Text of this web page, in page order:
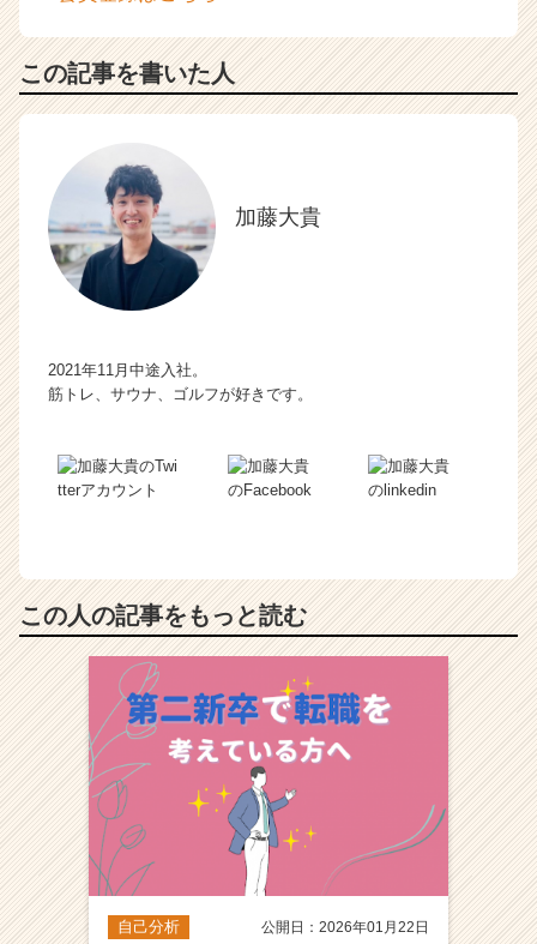
この記事を書いた人
加藤大貴
2021年11月中途入社。
筋トレ、サウナ、ゴルフが好きです。
この人の記事をもっと読む
自己分析
公開日：2026年01月22日